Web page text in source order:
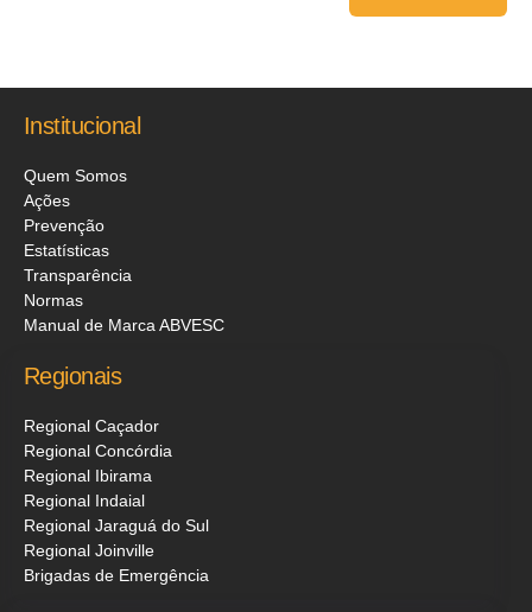
Institucional
Quem Somos
Ações
Prevenção
Estatísticas
Transparência
Normas
Manual de Marca ABVESC
Regionais
Regional Caçador
Regional Concórdia
Regional Ibirama
Regional Indaial
Regional Jaraguá do Sul
Regional Joinville
Brigadas de Emergência